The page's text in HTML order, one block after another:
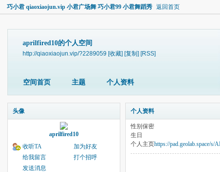
巧小君 qiaoxiaojun.vip 小君广场舞 巧小君99 小君舞蹈秀 返回首页
aprilfired10的个人空间
http://qiaoxiaojun.vip/?2289059 [收藏] [复制] [RSS]
空间首页 主题 个人资料
头像
aprilfired10
收听TA
加为好友
给我留言
打个招呼
发送消息
个人资料
性别 保密
生日
个人主页https://pad.geolab.space/s/